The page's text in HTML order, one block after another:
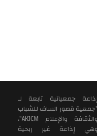
جمعياتية تابعة لـ
"جمعية قصور الساف للشباب
والثقافة والإعلام AKJCM"،
وهي إذاعة غير ربحية